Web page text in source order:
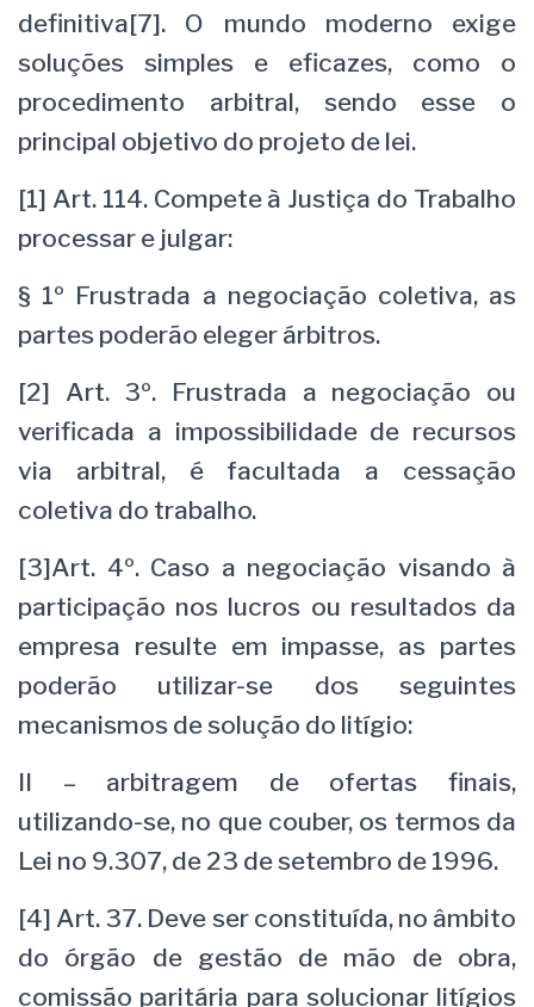
definitiva[7]. O mundo moderno exige
soluções simples e eficazes, como o
procedimento arbitral, sendo esse o
principal objetivo do projeto de lei.
[1] Art. 114. Compete à Justiça do Trabalho
processar e julgar:
§ 1º Frustrada a negociação coletiva, as
partes poderão eleger árbitros.
[2] Art. 3º. Frustrada a negociação ou
verificada a impossibilidade de recursos
via arbitral, é facultada a cessação
coletiva do trabalho.
[3]Art. 4º. Caso a negociação visando à
participação nos lucros ou resultados da
empresa resulte em impasse, as partes
poderão utilizar-se dos seguintes
mecanismos de solução do litígio:
II – arbitragem de ofertas finais,
utilizando-se, no que couber, os termos da
Lei no 9.307, de 23 de setembro de 1996.
[4] Art. 37. Deve ser constituída, no âmbito
do órgão de gestão de mão de obra,
comissão paritária para solucionar litígios